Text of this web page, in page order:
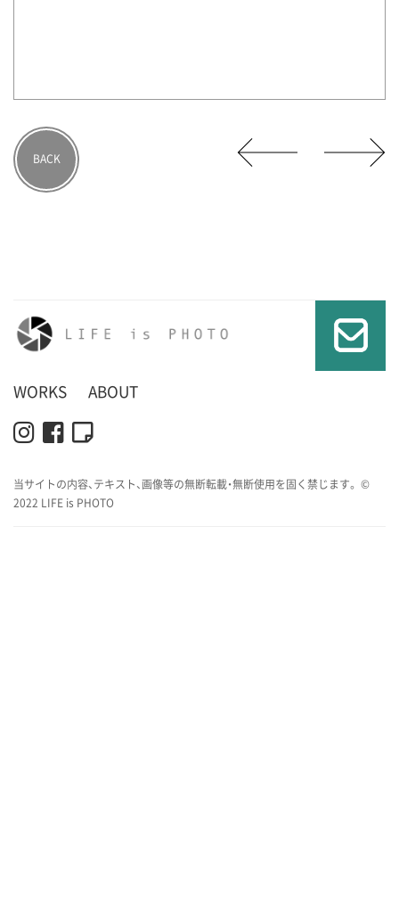
BACK
WORKS ABOUT
当サイトの内容、テキスト、画像等の無断転載・無断使用を固く禁じます。 ©
2022 LIFE is PHOTO